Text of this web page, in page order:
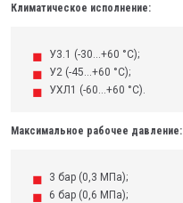
Климатическое исполнение:
У3.1 (-30...+60 °C);
У2 (-45...+60 °C);
УХЛ1 (-60...+60 °C).
Максимальное рабочее давление:
3 бар (0,3 МПа);
6 бар (0,6 МПа);